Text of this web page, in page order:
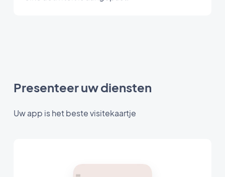
Presenteer uw diensten
Uw app is het beste visitekaartje